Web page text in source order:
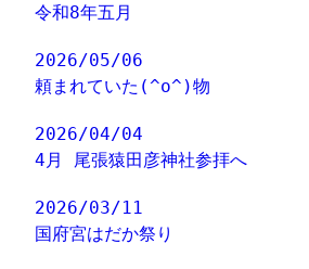
令和8年五月
2026/05/06
頼まれていた(^o^)物
2026/04/04
4月 尾張猿田彦神社参拝へ
2026/03/11
国府宮はだか祭り